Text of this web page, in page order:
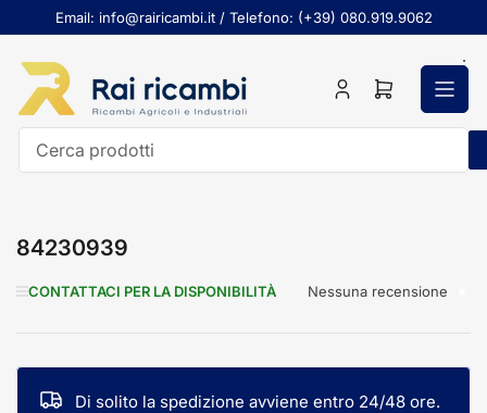
al
contenuto
Email: info@rairicambi.it / Telefono: (+39) 080.919.9062
AccediApri
84230939
CONTATTACI PER LA DISPONIBILITÀ Nessuna recensione
Di solito la spedizione avviene entro 24/48 ore.